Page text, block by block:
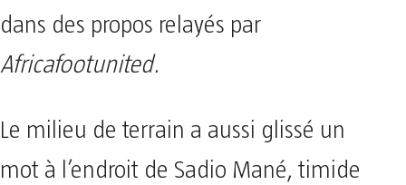
dans des propos relayés par
Africafootunited.
Le milieu de terrain a aussi glissé un
mot à l’endroit de Sadio Mané, timide